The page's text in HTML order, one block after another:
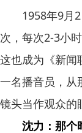
1958年9月
次，每次2-3小
这也成为《新闻
一名播音员，从
镜头当作观众的
沈力：那个